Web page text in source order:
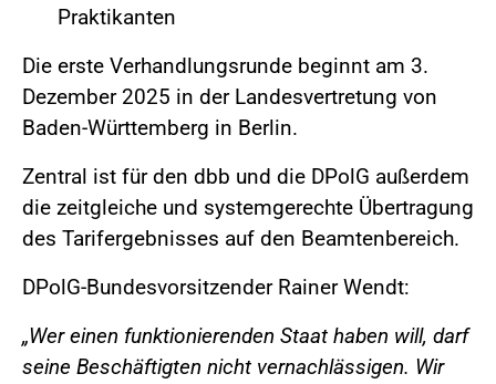
Praktikanten
Die erste Verhandlungsrunde beginnt am 3.
Dezember 2025 in der Landesvertretung von
Baden-Württemberg in Berlin.
Zentral ist für den dbb und die DPolG außerdem
die zeitgleiche und systemgerechte Übertragung
des Tarifergebnisses auf den Beamtenbereich.
DPolG-Bundesvorsitzender Rainer Wendt:
„Wer einen funktionierenden Staat haben will, darf
seine Beschäftigten nicht vernachlässigen. Wir